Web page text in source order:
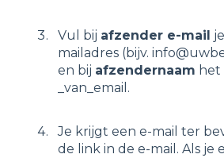
Vul bij afzender e-mail
mailadres (bijv.
en bij afzendernaam het
_van_email.
Je krijgt een e-mail ter
de link in de e-mail. Als je